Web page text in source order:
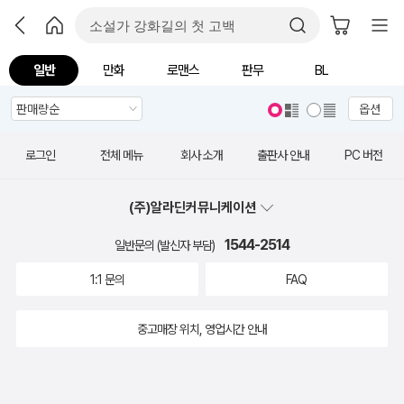
일반 만화 로맨스 판무 BL
옵션
로그인 전체 메뉴 회사 소개 출판사 안내 PC 버전
(주)알라딘커뮤니케이션
일반문의 (발신자 부담) 1544-2514
1:1 문의 FAQ
중고매장 위치, 영업시간 안내